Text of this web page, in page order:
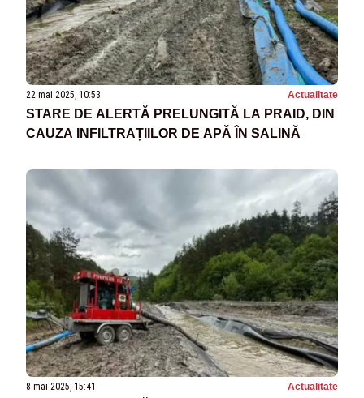
22 mai 2025, 10:53 Actualitate
STARE DE ALERTĂ PRELUNGITĂ LA PRAID, DIN
CAUZA INFILTRAȚIILOR DE APĂ ÎN SALINĂ
8 mai 2025, 15:41 Actualitate